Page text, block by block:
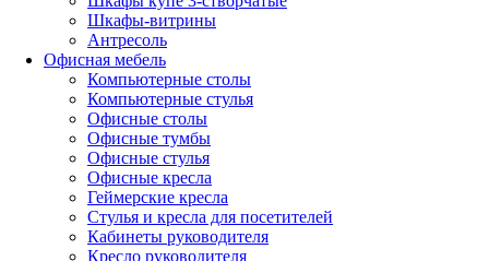
Шкафы-витрины
Антресоль
Офисная мебель
Компьютерные столы
Компьютерные стулья
Офисные столы
Офисные тумбы
Офисные стулья
Офисные кресла
Геймерские кресла
Стулья и кресла для посетителей
Кабинеты руководителя
Кресло руководителя